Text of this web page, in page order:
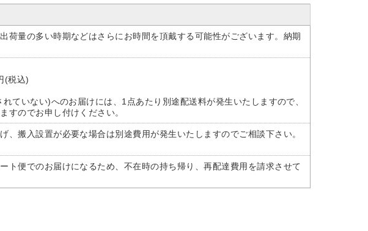
荷量の多い時期などはさらにお時間を頂戴する可能性がございます。納期
(税込)
ていない)へのお届けには、1点あたり別途配送料が発生いたしますので、
すのでお申し付けください。
、搬入設置が必要な場合は別途費用が発生いたしますのでご相談下さい。
ト便でのお届けになるため、不在時の持ち帰り、再配達費用を請求させて